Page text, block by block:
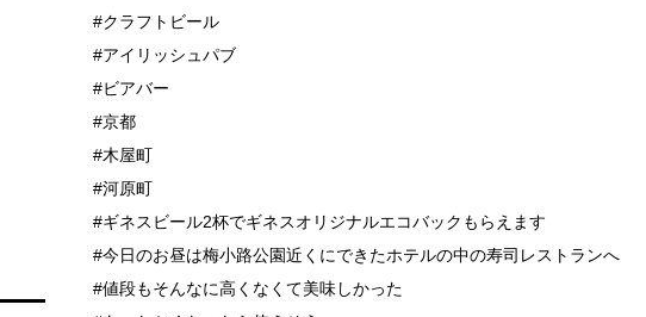
#クラフトビール
#アイリッシュパブ
#ビアバー
#京都
#木屋町
#河原町
#ギネスビール2杯でギネスオリジナルエコバックもらえます
#今日のお昼は梅小路公園近くにできたホテルの中の寿司レストランへ
#値段もそんなに高くなくて美味しかった